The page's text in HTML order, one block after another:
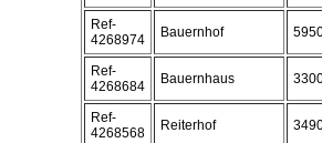
Ref-
4268974
Bauernhof
Ref-
4268684
Bauernhaus
Ref-
4268568
Reiterhof